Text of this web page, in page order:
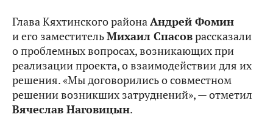
Глава Кяхтинского районаАндрей Фомин
и его заместительМихаил Спасоврассказали
о проблемных вопросах, возникающих при
реализации проекта, о взаимодействии для их
решения. «Мы договорились о совместном
решении возникших затруднений», — отметил
Вячеслав Наговицын.